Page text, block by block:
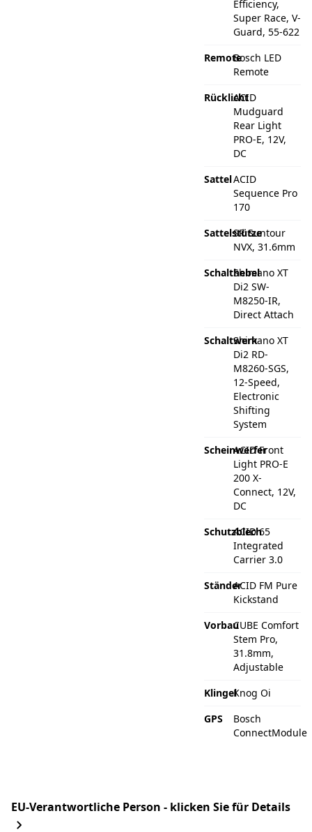
Efficiency,
Super Race, V-
Guard, 55-622
RemoteBosch LED
Remote
Rücklicht
ACID
Mudguard
Rear Light
PRO-E, 12V,
DC
SattelACID
Sequence Pro
170
Sattelstütze
SR Suntour
NVX, 31.6mm
SchalthebelShimano XT
Di2 SW-
M8250-IR,
Direct Attach
SchaltwerkShimano XT
Di2 RD-
M8260-SGS,
12-Speed,
Electronic
Shifting
System
Scheinwerfer
ACID Front
Light PRO-E
200 X-
Connect, 12V,
DC
Schutzblech
ACID 65
Integrated
Carrier 3.0
StänderACID FM Pure
Kickstand
VorbauCUBE Comfort
Stem Pro,
31.8mm,
Adjustable
KlingelKnog Oi
GPS
Bosch
ConnectModule
EU-Verantwortliche Person - klicken Sie für Details